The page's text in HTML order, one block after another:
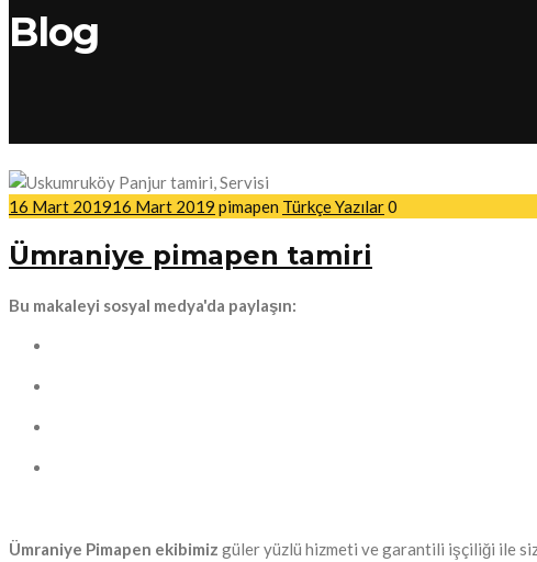
Blog
16 Mart 201916 Mart 2019 pimapen Türkçe Yazılar0
Ümraniye pimapen tamiri
Bu makaleyi sosyal medya'da paylaşın:
Ümraniye Pimapen ekibimiz güler yüzlü hizmeti ve garantili işçiliği ile siz